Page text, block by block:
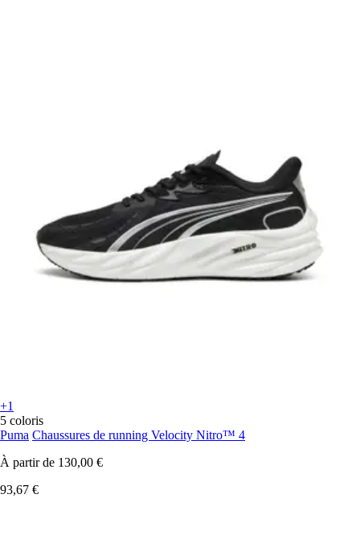
+1
5 coloris
Puma Chaussures de running Velocity Nitro™ 4
À partir de 130,00 €
93,67 €